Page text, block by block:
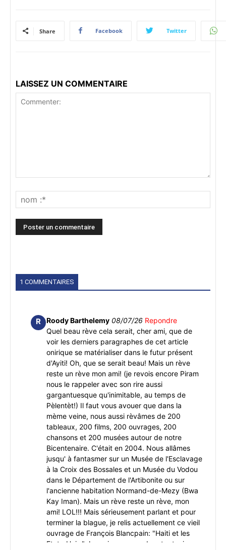
Share Facebook Twitter
LAISSEZ UN COMMENTAIRE
1 COMMENTAIRES
R Roody Barthelemy 08/07/26 Repondre
Quel beau rève cela serait, cher ami, que de
voir les derniers paragraphes de cet article
onirique se matérialiser dans le futur présent
d'Ayiti! Oh, que se serait beau! Mais un rève
reste un rève mon ami! (je revois encore Piram
nous le rappeler avec son rire aussi
gargantuesque qu'inimitable, au temps de
Pèlentèt!) Il faut vous avouer que dans la
mème veine, nous aussi rèvâmes de 200
tableaux, 200 films, 200 ouvrages, 200
chansons et 200 musées autour de notre
Bicentenaire. C'était en 2004. Nous allâmes
jusqu' à fantasmer sur un Musée de l'Esclavage
à la Croix des Bossales et un Musée du Vodou
dans le Département de l'Artibonite ou sur
l'ancienne habitation Normand-de-Mezy (Bwa
Kay Iman). Mais un rève reste un rève, mon
ami! LOL!!! Mais sérieusement parlant et pour
terminer la blague, je relis actuellement ce vieil
ouvrage de François Blancpain: "Haiti et les
Etats-Unis." Je crois comprendre et retenir -